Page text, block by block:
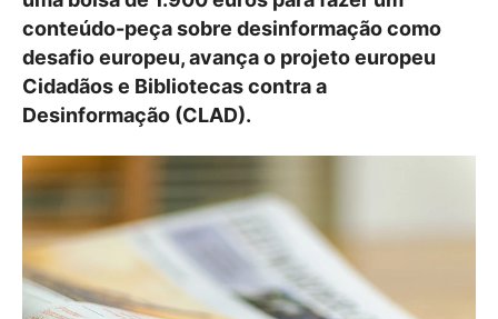
conteúdo-peça sobre desinformação como
desafio europeu, avança o projeto europeu
Cidadãos e Bibliotecas contra a
Desinformação (CLAD).